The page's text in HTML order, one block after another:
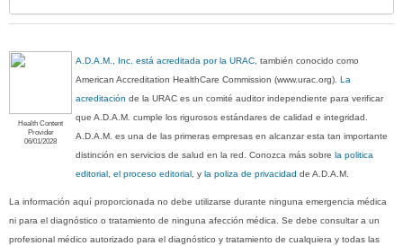
Health Content
Provider
06/01/2028
A.D.A.M., Inc. está acreditada por la URAC, también conocido como
American Accreditation HealthCare Commission (www.urac.org). La
acreditación de la URAC es un comité auditor independiente para verificar
que A.D.A.M. cumple los rigurosos estándares de calidad e integridad.
A.D.A.M. es una de las primeras empresas en alcanzar esta tan importante
distinción en servicios de salud en la red. Conozca más sobre la politica
editorial, el proceso editorial , y la poliza de privacidad de A.D.A.M.
La información aquí proporcionada no debe utilizarse durante ninguna emergencia médica
ni para el diagnóstico o tratamiento de ninguna afección médica. Se debe consultar a un
profesional médico autorizado para el diagnóstico y tratamiento de cualquiera y todas las